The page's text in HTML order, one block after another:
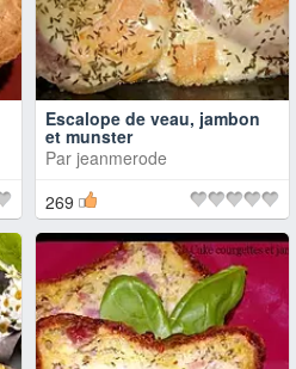
Escalope de veau, jambon
et munster
Par jeanmerode
269